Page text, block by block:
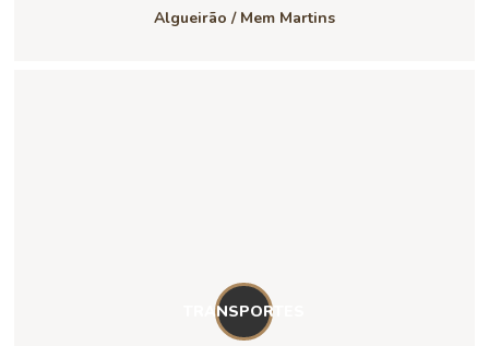
Algueirão / Mem Martins
TRANSPORTES